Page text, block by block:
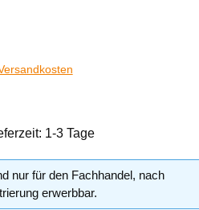
1-3 Tage
nur für den Fachhandel, nach
erwerbbar.